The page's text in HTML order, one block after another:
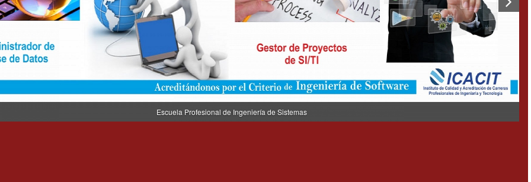
Escuela Profesional de Ingeniería de Sistemas